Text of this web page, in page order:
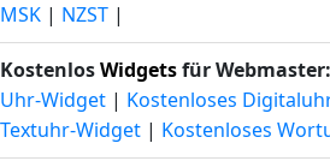
MSK | NZST |
KostenlosWidgetsfür Webmaster:
Uhr-Widget | Kostenloses
Textuhr-Widget | Kostenloses